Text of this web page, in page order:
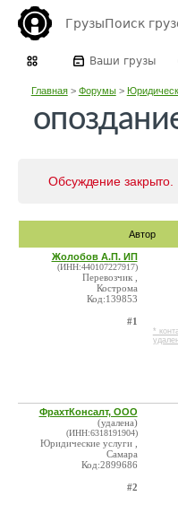
ГрузыПоиск
Ваши грузы
Главная> Форумы>
Обсуждение закрыто.
Автор
Жолобов А.П. ИП
(ИНН:440107227917)
Перевозчик ,
Кострома
Код:139853
#1
*
удален
ФрахтКонсалт, ООО
(удалена)
(ИНН:6318191904)
Юридические услуги ,
Самара
Код:2899686
#2